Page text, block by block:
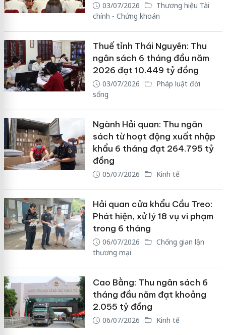
03/07/2026
Thương hiệu Tài
chính - Chứng khoán
Thuế tỉnh Thái Nguyên: Thu
ngân sách 6 tháng đầu năm
2026 đạt 10.449 tỷ đồng
03/07/2026
Pháp luật đời
sống
Ngành Hải quan: Thu ngân
sách từ hoạt động xuất nhập
khẩu 6 tháng đạt 264.795 tỷ
đồng
05/07/2026 Kinh tế
Hải quan cửa khẩu Cầu Treo:
Phát hiện, xử lý 18 vụ vi phạm
trong 6 tháng
06/07/2026
Chống gian lận
thương mại
Cao Bằng: Thu ngân sách 6
tháng đầu năm đạt khoảng
2.055 tỷ đồng
06/07/2026 Kinh tế